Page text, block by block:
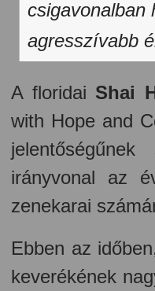
csigavonalban
agresszívabb
A floridai Shai
with Hope and
irányvonal az
zenekarai
Ebben az
keverékének